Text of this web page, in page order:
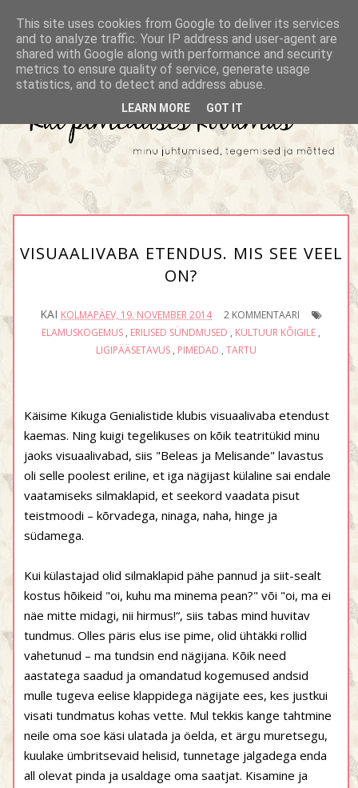
VISUAALIVABA ETENDUS. MIS SEE VEEL
ON?
KAI KOLMAPÄEV, 19. NOVEMBER 2014
2 KOMMENTAARI
ELAMUSKOGEMUS , ERILISED SÜNDMUSED , KULTUUR KÕIGILE ,
LIGIPÄÄSETAVUS , PIMEDAD , TARTU
Käisime Kikuga Genialistide klubis visuaalivaba etendust
kaemas. Ning kuigi tegelikuses on kõik teatritükid minu
jaoks visuaalivabad, siis "Beleas ja Melisande" lavastus
oli selle poolest eriline, et iga nägijast külaline sai endale
vaatamiseks silmaklapid, et seekord vaadata pisut
teistmoodi – kõrvadega, ninaga, naha, hinge ja
südamega.
Kui külastajad olid silmaklapid pähe pannud ja siit-sealt
kostus hõikeid "oi, kuhu ma minema pean?" või "oi, ma ei
näe mitte midagi, nii hirmus!“, siis tabas mind huvitav
tundmus. Olles päris elus ise pime, olid ühtäkki rollid
vahetunud – ma tundsin end nägijana. Kõik need
aastatega saadud ja omandatud kogemused andsid
mulle tugeva eelise klappidega nägijate ees, kes justkui
visati tundmatus kohas vette. Mul tekkis kange tahtmine
neile oma soe käsi ulatada ja öelda, et ärgu muretsegu,
kuulake ümbritsevaid helisid, tunnetage jalgadega enda
all olevat pinda ja usaldage oma saatjat. Kisamine ja
This site uses cookies from Google to deliver its services
and to analyze traffic. Your IP address and user-agent are
shared with Google along with performance and security
metrics to ensure quality of service, generate usage
statistics, and to detect and address abuse.
LEARN MORE GOT IT